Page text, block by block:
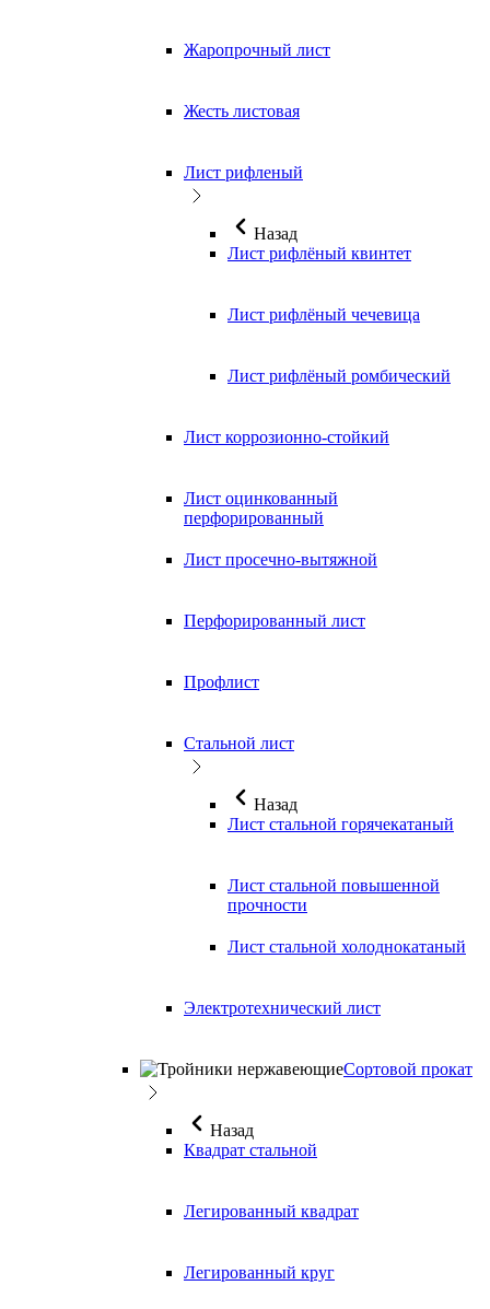
Жаропрочный лист
Жесть листовая
Лист рифленый
Назад
Лист рифлёный квинтет
Лист рифлёный чечевица
Лист рифлёный ромбический
Лист коррозионно-стойкий
Лист оцинкованный
перфорированный
Лист просечно-вытяжной
Перфорированный лист
Профлист
Стальной лист
Назад
Лист стальной горячекатаный
Лист стальной повышенной
прочности
Лист стальной холоднокатаный
Электротехнический лист
Сортовой прокат
Назад
Квадрат стальной
Легированный квадрат
Легированный круг